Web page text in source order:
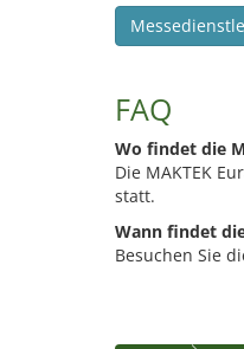
FAQ
Wo findet die
Die MAKTEK
statt.
Wann findet
Besuchen Sie